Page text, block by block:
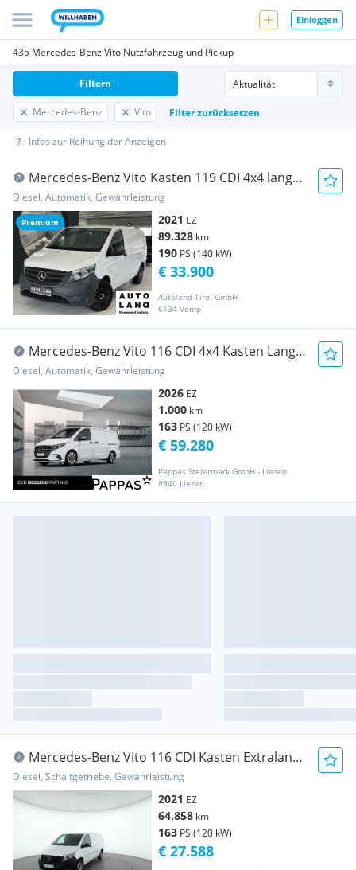
Einloggen
435 Mercedes-Benz Vito Nutzfahrzeug und Pickup
Mercedes-Benz Vito Filter zurücksetzen
Filtern
Infos zur Reihung der Anzeigen
Premium
Mercedes-Benz Vito Kasten 119 CDI 4x4 lang
Transporter / Kastenwagen
Diesel, Automatik, Gewährleistung
2021 EZ
89.328 km
190 PS (140 kW)
Autoland Tirol GmbH
6134 Vomp
€ 33.900
Mercedes-Benz Vito 116 CDI 4x4 Kasten Lang
Distr Cam SHZ AHK Transporter / Kastenwagen
Diesel, Automatik, Gewährleistung
2026 EZ
1.000 km
163 PS (120 kW)
Pappas Steiermark GmbH - Liezen
8940 Liezen
€ 59.280
Mercedes-Benz Vito 116 CDI Kasten Extralang
AHK Transporter / Kastenwagen
Diesel, Schaltgetriebe, Gewährleistung
2021 EZ
64.858 km
163 PS (120 kW)
€ 27.588